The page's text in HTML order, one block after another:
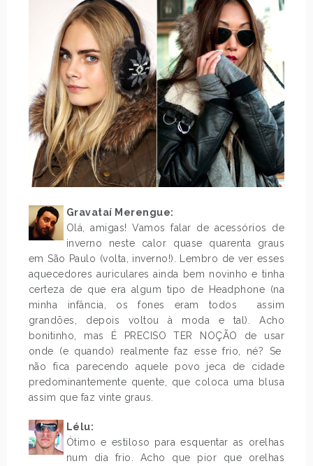
Gravataí Merengue:
Olá, amigas! Vamos falar de acessórios de
inverno neste calor quase quarenta graus
em São Paulo (volta, inverno!). Lembro de ver esses
aquecedores auriculares ainda bem novinho e tinha
certeza de que era algum tipo de Headphone (na
minha infância, os fones eram todos assim
grandões, depois voltou à moda e tal). Acho
bonitinho, mas É PRECISO TER NOÇÃO de usar
onde (e quando) realmente faz esse frio, né? Se
não fica parecendo aquele povo jeca de cidade
predominantemente quente, que coloca uma blusa
assim que faz vinte graus.
Lélu:
Ótimo e estiloso para esquentar as orelhas
num dia frio. Acho que pior que orelhas